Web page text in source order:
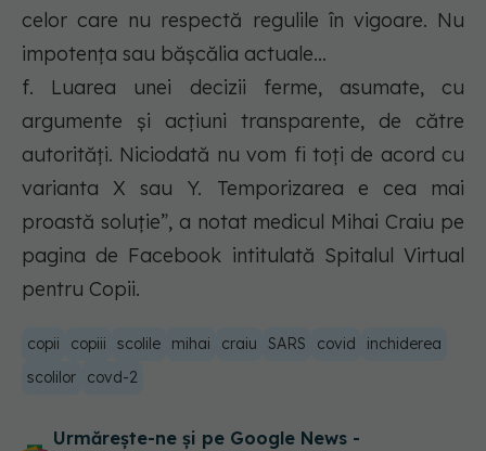
celor care nu respectă regulile în vigoare. Nu
impotența sau bășcălia actuale...
f. Luarea unei decizii ferme, asumate, cu
argumente și acțiuni transparente, de către
autorități. Niciodată nu vom fi toți de acord cu
varianta X sau Y. Temporizarea e cea mai
proastă soluție”, a notat medicul Mihai Craiu pe
pagina de Facebook intitulată Spitalul Virtual
pentru Copii.
copii copiii scolile mihai craiu SARS covid
inchiderea
scolilor
covd-2
Urmărește-ne și pe Google News -